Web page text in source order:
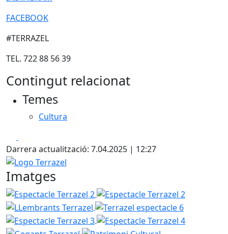
FACEBOOK
#TERRAZEL
TEL. 722 88 56 39
Contingut relacionat
Temes
Cultura
Darrera actualització: 7.04.2025 | 12:27
Logo Terrazel
Imatges
Espectacle Terrazel 2 Espectacle Terrazel 2
Terrazel espectacle 6
Espectacle
Espectacle Terrazel 4
Gegants